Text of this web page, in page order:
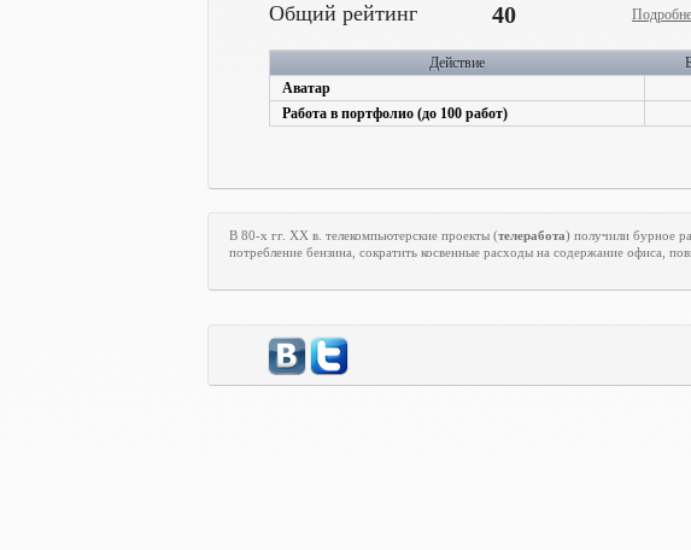
Общий рейтинг 40
Действие
Аватар
Работа в портфолио (до 100 работ)
В 80-х гг. XX в. телекомпьютерские проекты (телеработа) получили бурное
потребление бензина, сократить косвенные расходы на содержание офиса,